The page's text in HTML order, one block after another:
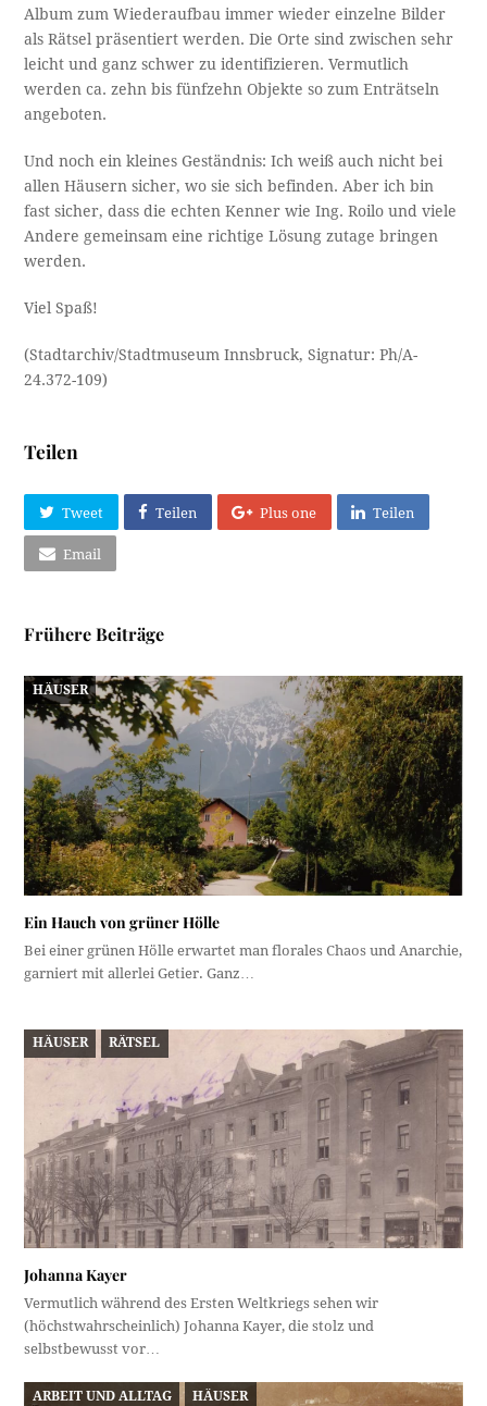
Album zum Wiederaufbau immer wieder einzelne Bilder
als Rätsel präsentiert werden. Die Orte sind zwischen sehr
leicht und ganz schwer zu identifizieren. Vermutlich
werden ca. zehn bis fünfzehn Objekte so zum Enträtseln
angeboten.
Und noch ein kleines Geständnis: Ich weiß auch nicht bei
allen Häusern sicher, wo sie sich befinden. Aber ich bin
fast sicher, dass die echten Kenner wie Ing. Roilo und viele
Andere gemeinsam eine richtige Lösung zutage bringen
werden.
Viel Spaß!
(Stadtarchiv/Stadtmuseum Innsbruck, Signatur: Ph/A-
24.372-109)
Teilen
Tweet Teilen Plus one Teilen
Email
Frühere Beiträge
HÄUSER
Ein Hauch von grüner Hölle
Bei einer grünen Hölle erwartet man florales Chaos und Anarchie,
garniert mit allerlei Getier. Ganz…
HÄUSER RÄTSEL
Johanna Kayer
Vermutlich während des Ersten Weltkriegs sehen wir
(höchstwahrscheinlich) Johanna Kayer, die stolz und
selbstbewusst vor…
ARBEIT UND ALLTAG HÄUSER